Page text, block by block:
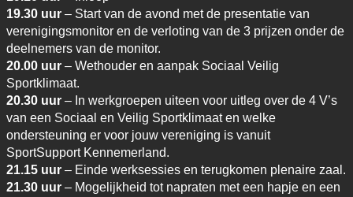
19.30 uur – Start van de avond met de presentatie van
verenigingsmonitor en de verloting van de 3 prijzen onder de
deelnemers van de monitor.
20.00 uur – Wethouder en aanpak Sociaal Veilig
Sportklimaat.
20.30 uur – In werkgroepen uiteen voor uitleg over de 4 V’s
van een Sociaal en Veilig Sportklimaat en welke
ondersteuning er voor jouw vereniging is vanuit
SportSupport Kennemerland.
21.15 uur – Einde werksessies en terugkomen plenaire zaal.
21.30 uur – Mogelijkheid tot napraten met een hapje en een